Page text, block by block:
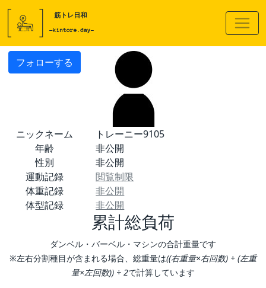
フォローする
ニックネーム
トレーニー9105
年齢
非公開
性別
非公開
運動記録
閲覧制限
体重記録
非公開
体型記録
非公開
累計総負荷
ダンベル・バーベル・マシンの合計重量です
※左右分割種目が含まれる場合、総重量は((右重量×右回数) + (左重
量×左回数)) ÷ 2で計算しています